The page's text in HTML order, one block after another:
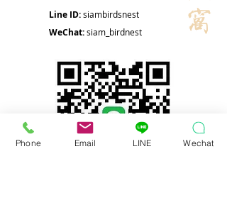
Line ID:siambirdsnest
WeChat:siam_birdnest
Phone Email LINE Wechat